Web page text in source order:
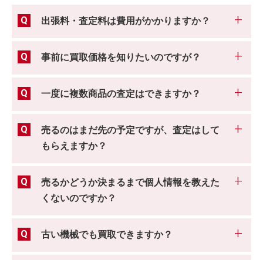
出張料・査定料は費用がかかりますか？
事前に買取価格を知りたいのですが？
一度に複数商品の査定はできますか？
売るのはまだ先の予定ですが、査定はして
もらえますか？
売るかどうか決まるまで個人情報を教えた
くないのですか？
古い機械でも買取できますか？